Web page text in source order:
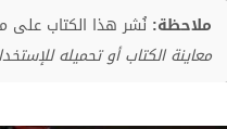
ملاحظة: نُشر هذا الكتاب على
معاينة الكتاب أو تحميله